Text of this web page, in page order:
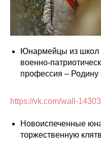
Юнармейцы из
военно-
профессия –
https://vk.com/wall-
Новоиспеченные
торжественную